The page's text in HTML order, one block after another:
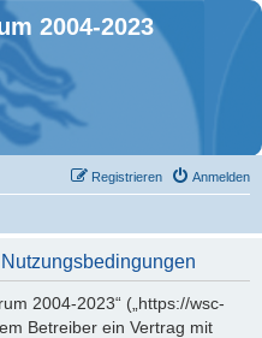
2004-2023
Anmelden
Registrieren
2004-2023“ („https://wsc-
Betreiber ein Vertrag mit